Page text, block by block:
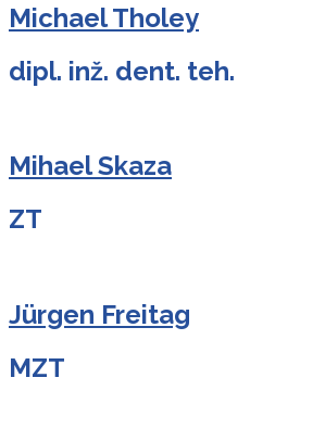
Michael Tholey
dipl. inž. dent. teh.
Mihael Skaza
ZT
Jürgen Freitag
MZT